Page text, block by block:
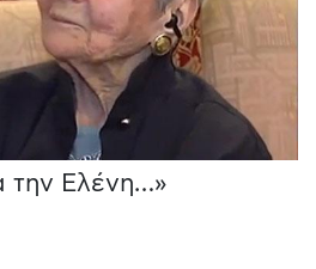
την Ελένη…»